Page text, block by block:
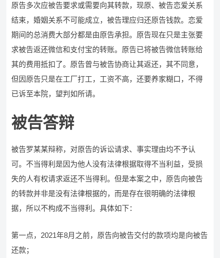
原告多次应被告要求或需要向其转款，现原、被告恋爱关系
结束，婚姻关系不可能成立，被告理应归还原告钱款。恋爱
期间的总消费大部分都是由原告承担。原告现在只是主张要
求被告返还微信和支付宝的转账。原告已将被告微信转账给
其的费用抵扣了。原告曾与被告协商让其返还，其不同意，
但因原告只是在工厂打工，工资不高，还要养家糊口，不得
已诉至本院，望判如所请。
被告答辩
被告罗某某辩称，对原告的诉讼请求、事实理由均不予认
可。不当得利是因为他人没有法律根据取得不当利益，受损
失的人有权请求返还不当得利。但是本案之中，原告向被告
的转款并非是没有法律根据的，而是存在很明确的法律根
据，所以不构成不当得利。具体如下：
第一点，2021年8月之前，原告向被告交付的款项均是向被告
还款；